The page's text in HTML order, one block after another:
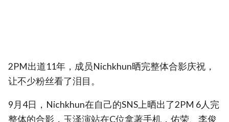
2PM出道11年，成员Nichkhun晒完整体合影庆祝，
让不少粉丝看了泪目。
9月4日，Nichkhun在自己的SNS上晒出了2PM 6人完
整体的合影，玉泽演站在C位拿著手机，佑荣、李俊